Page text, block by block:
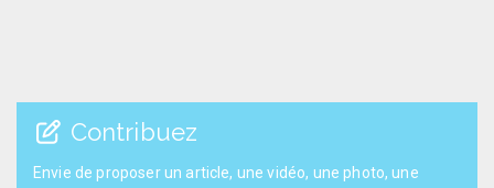
Contribuez
Envie de proposer un article, une vidéo, une photo, une